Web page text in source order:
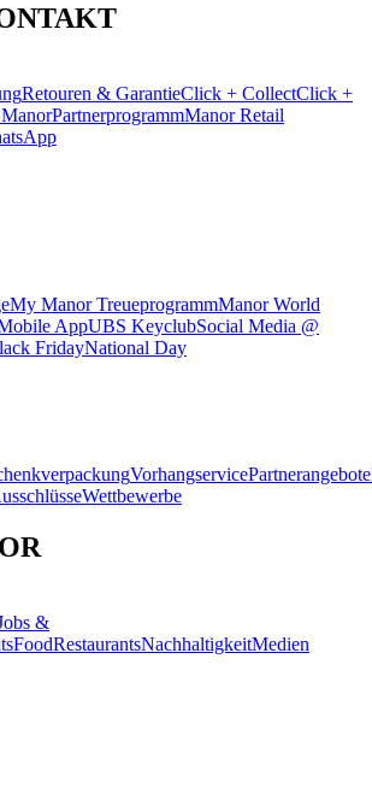
Retouren & GarantieClick + CollectClick +
PartnerprogrammManor Retail
My Manor TreueprogrammManor World
AppUBS KeyclubSocial Media @
FridayNational Day
VorhangservicePartnerangebote
Wettbewerbe
&
FoodRestaurantsNachhaltigkeitMedien